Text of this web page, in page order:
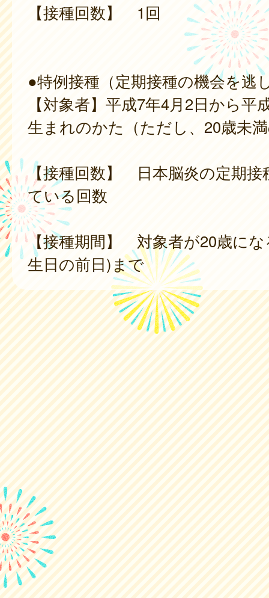
【接種回数】 1回
●特例接種（定期接種の機会を逃
【対象者】平成7年4月2日から平
生まれのかた（ただし、20歳未
【接種回数】 日本脳炎の定期接
ている回数
【接種期間】 対象者が20歳にな
生日の前日)まで